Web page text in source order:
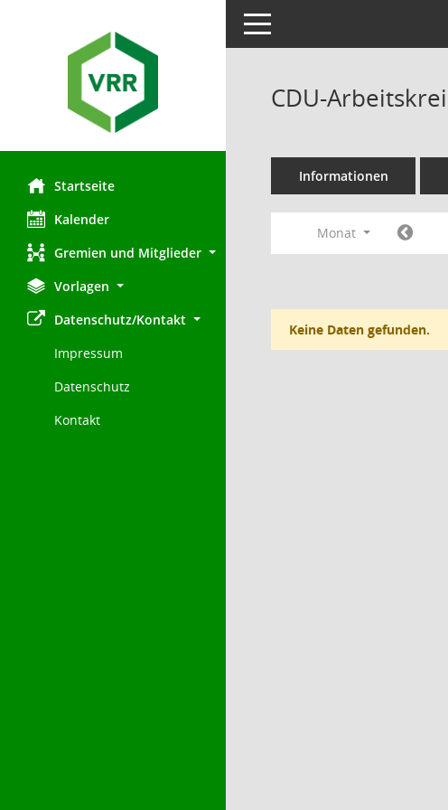
Startseite
Kalender
Gremien und Mitglieder
Vorlagen
Datenschutz/Kontakt
Impressum
Datenschutz
Kontakt
Toggle navigation
CDU-
Informationen
Monat
Keine Daten gefunden.